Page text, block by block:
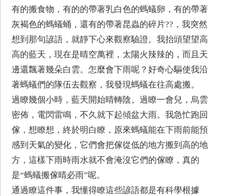
有的搬食物，有的的帶著乳白色的螞蟻卵，有的帶著
灰褐色的螞蟻蛹，還有的帶著昆蟲的碎片??，我突然
想到那句諺語，就靜下心來觀察驗證。我抬頭望望高
高的藍天，現在是晴空萬裡，太陽火辣辣的，而且天
邊還飄著幾朵白雲。怎麼會下雨呢？好奇心驅使我沿
著螞蟻們的隊伍去觀察，我發現螞蟻在往高處搬。
過瞭幾個小時，藍天開始晴轉陰。過瞭一會兒，烏雲
密佈，電閃雷鳴，不久就下起傾盆大雨。我急忙跑回
傢，想瞭想，終於明白瞭，原來螞蟻能在下雨前能預
感到天氣的變化，它們會把傢從低的地方搬到高的地
方，這樣下雨時雨水就不會淹沒它們的傢瞭，真的
是“螞蟻搬傢晴必雨”呢。
通過瞭這件事，我懂得瞭這些諺語都是有科學根據